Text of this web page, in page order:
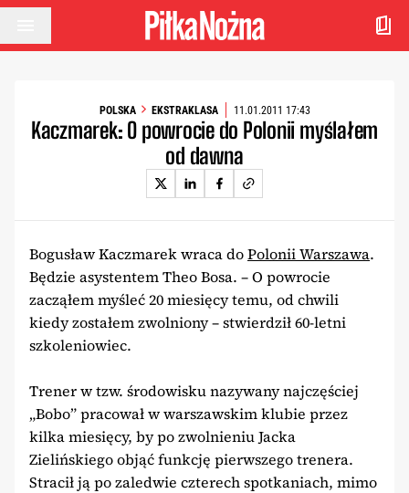
Przejdź do treści
POLSKA EKSTRAKLASA 11.01.2011 17:43
Kaczmarek: O powrocie do Polonii myślałem
od dawna
Bogusław Kaczmarek wraca doPolonii Warszawa.
Będzie asystentem Theo Bosa. – O powrocie
zacząłem myśleć 20 miesięcy temu, od chwili
kiedy zostałem zwolniony – stwierdził 60-letni
szkoleniowiec.
Trener w tzw. środowisku nazywany najczęściej
„Bobo” pracował w warszawskim klubie przez
kilka miesięcy, by po zwolnieniu Jacka
Zielińskiego objąć funkcję pierwszego trenera.
Stracił ją po zaledwie czterech spotkaniach, mimo